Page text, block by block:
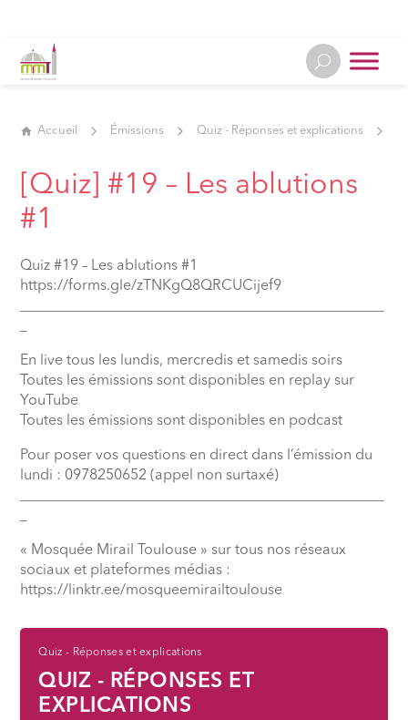
Accueil Émissions Quiz - Réponses et explications
[Quiz] #19 – Les ablutions
#1
Quiz #19 – Les ablutions #1
https://forms.gle/zTNKgQ8QRCUCijef9
En live tous les lundis, mercredis et samedis soirs
Toutes les émissions sont disponibles en replay sur
YouTube
Toutes les émissions sont disponibles en podcast
Pour poser vos questions en direct dans l’émission du
lundi : 0978250652 (appel non surtaxé)
« Mosquée Mirail Toulouse » sur tous nos réseaux
sociaux et plateformes médias :
⁠https://linktr.ee/mosqueemirailtoulouse
Quiz - Réponses et explications
QUIZ - RÉPONSES ET
EXPLICATIONS